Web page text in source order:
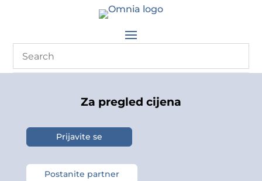
Za pregled cijena
Prijavite se
Postanite partner